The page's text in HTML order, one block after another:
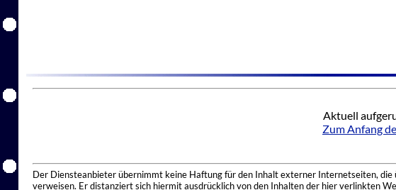
Aktuell
Zum Anfang
Der Diensteanbieter übernimmt keine Haftung für den Inhalt externer Internetseiten,
verweisen. Er distanziert sich hiermit ausdrücklich von den Inhalten der hier verlinkten